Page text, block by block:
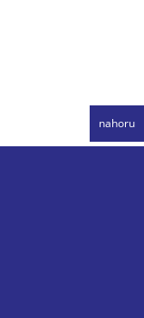
nahoru